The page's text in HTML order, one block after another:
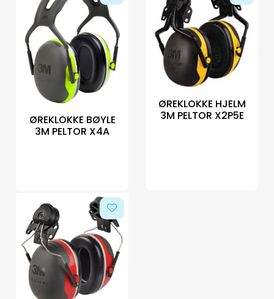
ØREKLOKKE BØYLE
3M PELTOR X4A
ØREKLOKKE HJELM
3M PELTOR X2P5E